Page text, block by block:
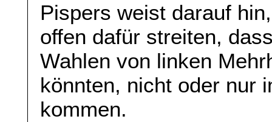
Pispers weist darauf
offen dafür streiten,
Wahlen von linken
könnten, nicht oder nur
kommen.